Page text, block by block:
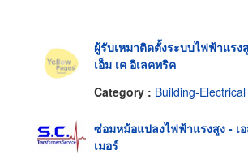
ผู้รับเหมาติดตั้งระบบไฟฟ้าแรง
เอ็ม เค อิเลคทริค
Category : Building-Electrical & Mechanical
ซ่อมหม้อแปลงไฟฟ้าแรงสูง - เ
เมอร์